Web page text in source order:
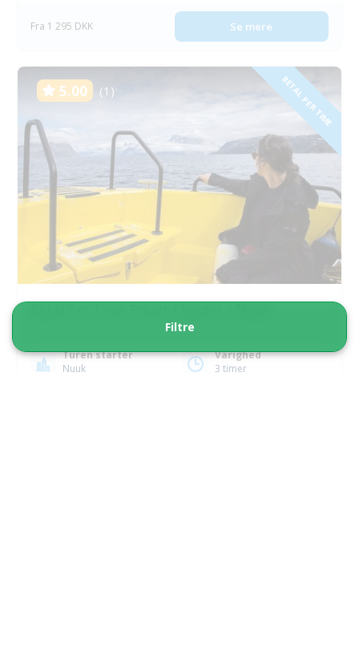
Fra 1 295 DKK Se mere
5.00 (1) BETAL PER TIME
Turen starter
Nuuk
Varighed
3 timer
Filtre